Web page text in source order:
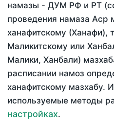
намазы - ДУМ РФ и РТ
проведения намаза Аср
ханафитскому (Ханафи),
Маликитскому или
Малики, Ханбали)
расписании намоз
ханафитскому мазхабу.
используемые методы
настройках.